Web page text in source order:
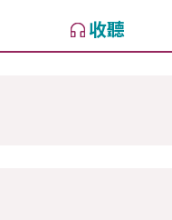
收聽